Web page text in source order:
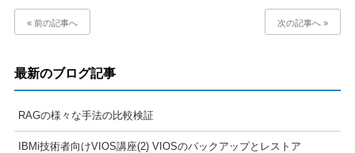
« 前の記事へ 次の記事へ »
最新のブログ記事
RAGの様々な手法の比較検証
IBMi技術者向けVIOS講座(2) VIOSのバックアップとレストア